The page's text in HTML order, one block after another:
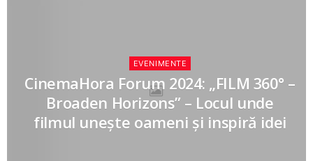
EVENIMENTE
CinemaHora Forum 2024: „FILM 360° –
Broaden Horizons” – Locul unde
filmul unește oameni și inspiră idei